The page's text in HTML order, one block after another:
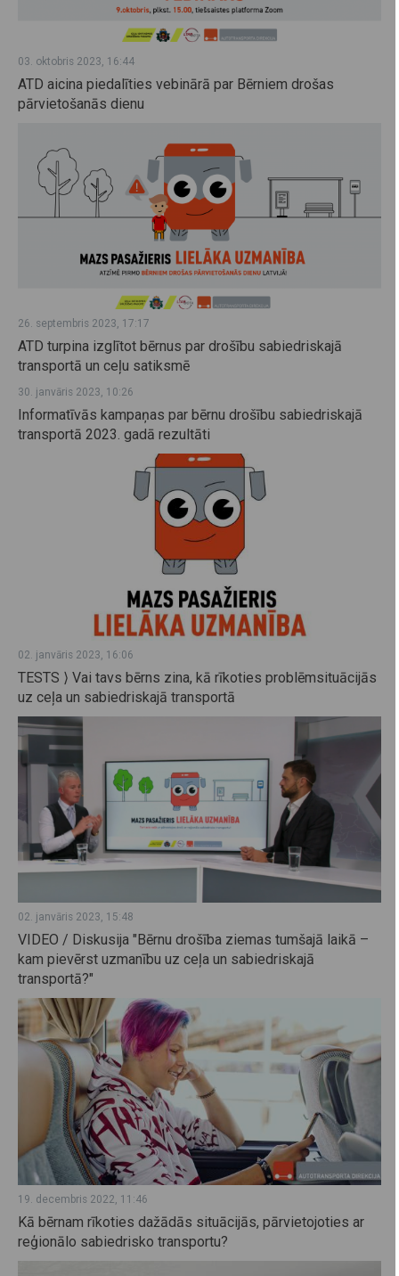
03. oktobris 2023, 16:44
ATD aicina piedalīties vebinārā par Bērniem drošas
pārvietošanās dienu
26. septembris 2023, 17:17
ATD turpina izglītot bērnus par drošību sabiedriskajā
transportā un ceļu satiksmē
30. janvāris 2023, 10:26
Informatīvās kampaņas par bērnu drošību sabiedriskajā
transportā 2023. gadā rezultāti
02. janvāris 2023, 16:06
TESTS ⟩ Vai tavs bērns zina, kā rīkoties problēmsituācijās
uz ceļa un sabiedriskajā transportā
02. janvāris 2023, 15:48
VIDEO / Diskusija "Bērnu drošība ziemas tumšajā laikā –
kam pievērst uzmanību uz ceļa un sabiedriskajā
transportā?"
19. decembris 2022, 11:46
Kā bērnam rīkoties dažādās situācijās, pārvietojoties ar
reģionālo sabiedrisko transportu?